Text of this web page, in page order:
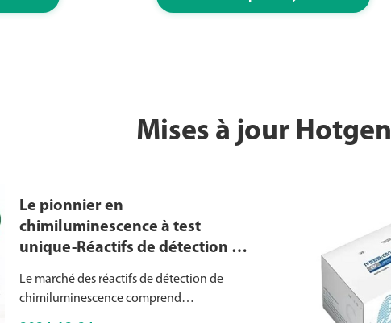
Mises à jour Hotgen
Le pionnier en
chimiluminescence à test
unique-Réactifs de détection de
chimiluminescence à test
unique de la série MQ60
Le marché des réactifs de détection de
chimiluminescence comprend